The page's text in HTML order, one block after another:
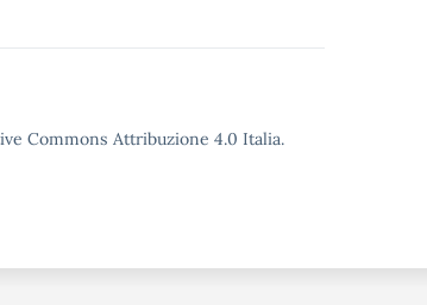
Commons Attribuzione 4.0 Italia.